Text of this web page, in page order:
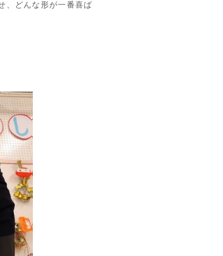
、どんな形が一番喜ば